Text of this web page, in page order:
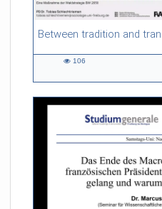
54:13 duration
106